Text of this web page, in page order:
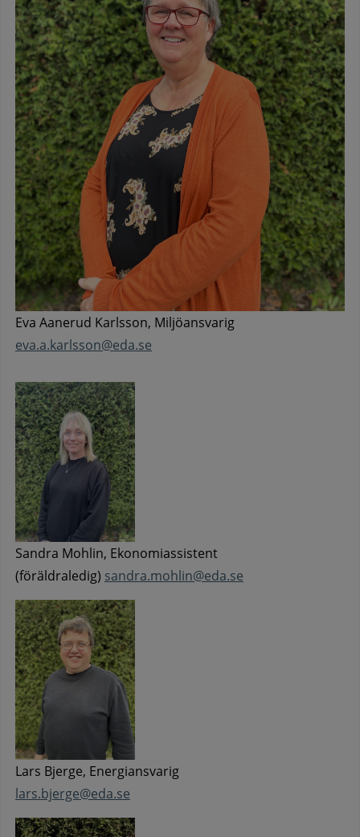
Eva Aanerud Karlsson, Miljöansvarig
eva.a.karlsson@eda.se
Sandra Mohlin, Ekonomiassistent
(föräldraledig) sandra.mohlin@eda.se
Lars Bjerge, Energiansvarig
lars.bjerge@eda.se